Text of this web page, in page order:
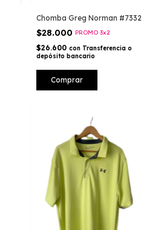
Chomba Greg Norman #7332
$28.000 PROMO 3x2
$26.600 con Transferencia o
depósito bancario
Comprar